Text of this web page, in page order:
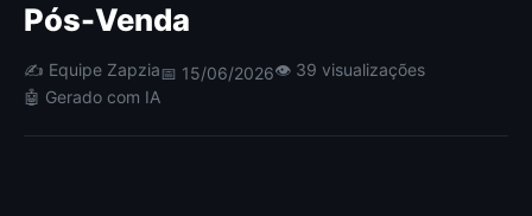
Pós-Venda
✍️ Equipe Zapzia📅 15/06/2026👁 39 visualizações
🤖 Gerado com IA